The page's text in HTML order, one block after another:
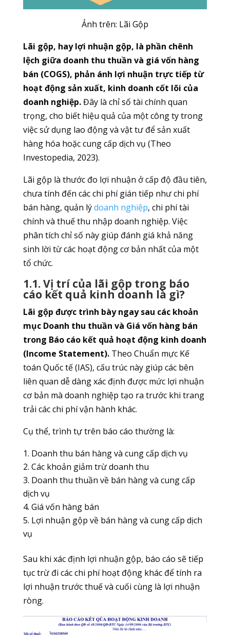
Ảnh trên: Lãi Gộp
Lãi gộp, hay lợi nhuận gộp, là phần chênh
lệch giữa doanh thu thuần và giá vốn hàng
bán (COGS), phản ánh lợi nhuận trực tiếp từ
hoạt động sản xuất, kinh doanh cốt lõi của
doanh nghiệp.Đây là chỉ số tài chính quan
trọng, cho biết hiệu quả của một công ty trong
việc sử dụng lao động và vật tư để sản xuất
hàng hóa hoặc cung cấp dịch vụ (Theo
Investopedia, 2023).
Lãi gộp là thước đo lợi nhuận ở cấp độ đầu tiên,
chưa tính đến các chi phí gián tiếp như chi phí
bán hàng, quản lýdoanh nghiệp, chi phí tài
chính và thuế thu nhập doanh nghiệp. Việc
phân tích chỉ số này giúp đánh giá khả năng
sinh lời từ các hoạt động cơ bản nhất của một
tổ chức.
1.1. Vị trí của lãi gộp trong báo
cáo kết quả kinh doanh là gì?
Lãi gộp được trình bày ngay sau các khoản
mục Doanh thu thuần và Giá vốn hàng bán
trong Báo cáo kết quả hoạt động kinh doanh
(Income Statement).Theo Chuẩn mực Kế
toán Quốc tế (IAS), cấu trúc này giúp các bên
liên quan dễ dàng xác định được mức lợi nhuận
cơ bản mà doanh nghiệp tạo ra trước khi trang
trải các chi phí vận hành khác.
Cụ thể, trình tự trên báo cáo thường là:
Doanh thu bán hàng và cung cấp dịch vụ
Các khoản giảm trừ doanh thu
Doanh thu thuần về bán hàng và cung cấp
dịch vụ
Giá vốn hàng bán
Lợi nhuận gộp về bán hàng và cung cấp dịch
vụ
Sau khi xác định lợi nhuận gộp, báo cáo sẽ tiếp
tục trừ đi các chi phí hoạt động khác để tính ra
lợi nhuận trước thuế và cuối cùng là lợi nhuận
ròng.